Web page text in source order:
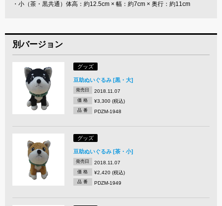
・小（茶・黒共通）体高：約12.5cm × 幅：約7cm × 奥行：約11cm
別バージョン
グッズ
豆助ぬいぐるみ [黒・大]
発売日 2018.11.07
価 格 ¥3,300 (税込)
品 番 PDZM-1948
グッズ
豆助ぬいぐるみ [茶・小]
発売日 2018.11.07
価 格 ¥2,420 (税込)
品 番 PDZM-1949